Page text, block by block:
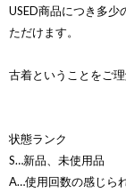
USED商品につき多
ただけます。
古着ということをご
状態ランク
S…新品、未使用品
A…使用回数の感じら